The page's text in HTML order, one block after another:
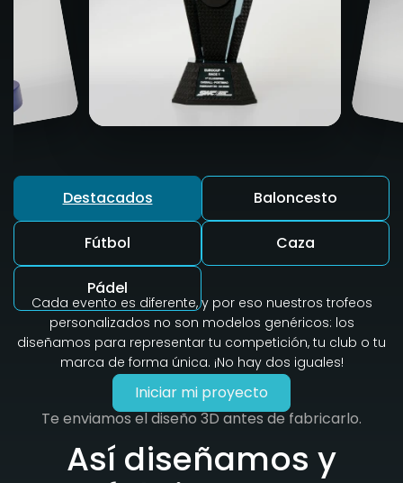
Destacados Baloncesto
Fútbol Caza
Pádel
Cada evento es diferente, y por eso nuestros trofeos
personalizados no son modelos genéricos: los
diseñamos para representar tu competición, tu club o tu
marca de forma única. ¡No hay dos iguales!
Iniciar mi proyecto
Te enviamos el diseño 3D antes de fabricarlo.
Así diseñamos y